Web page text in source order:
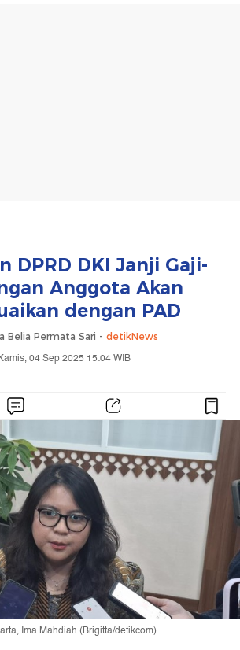
DPRD DKI Janji Gaji-
Anggota Akan
dengan PAD
Belia Permata Sari - detikNews
04 Sep 2025 15:04 WIB
Ima Mahdiah (Brigitta/detikcom)